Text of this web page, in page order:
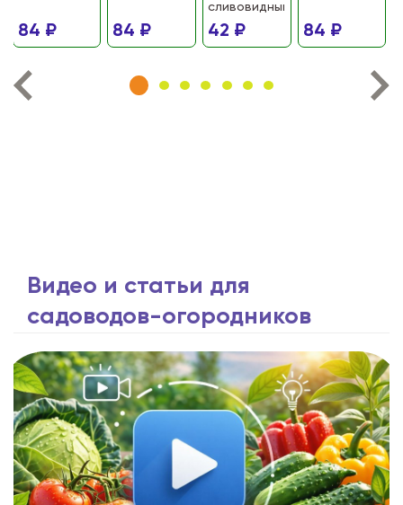
84 ₽ 84 ₽
сливовидный)
42 ₽ 84 ₽
Видео и статьи для
садоводов-огородников